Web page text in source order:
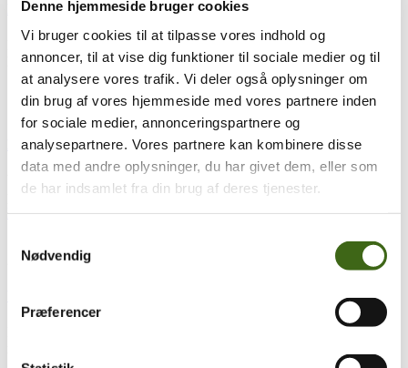
Denne hjemmeside bruger cookies
Vi bruger cookies til at tilpasse vores indhold og
annoncer, til at vise dig funktioner til sociale medier og til
at analysere vores trafik. Vi deler også oplysninger om
din brug af vores hjemmeside med vores partnere inden
for sociale medier, annonceringspartnere og
analysepartnere. Vores partnere kan kombinere disse
data med andre oplysninger, du har givet dem, eller som
de har indsamlet fra din brug af deres tjenester.
Nødvendig
Præferencer
Den svære vej
Min folkeskolelærer sagde at jeg skulle stoppe med at springer over
hvor gærdet er lavest. På det tidspunkt virkede det...læs mere
14nov 14. november 2025
Min oplevelse fra FADBs kaninjagt på Endelave 2025
Ved FADBs traditionelle 3D årsskydning, blev der trukket lod om
pladser på den årlige buejagttur til Endelave. De heldige vindere...
læs mere
nov29. november 2024
Er kommet her siden 1998, Gary og familie driver 2 gårde, her er